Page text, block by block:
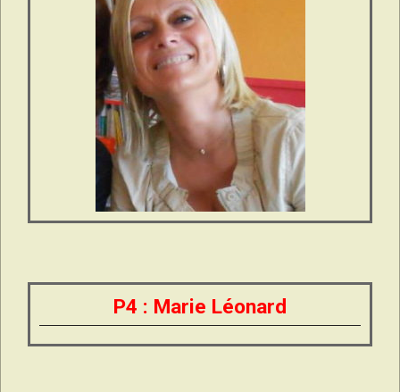
P4 : Marie Léonard